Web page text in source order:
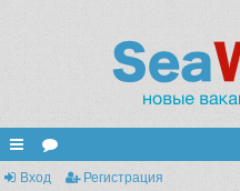
с ор
Вход Регистрация